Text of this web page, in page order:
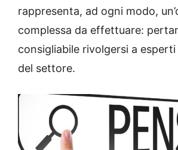
rappresenta, ad ogni modo,
complessa da effettuare:
consigliabile rivolgersi a
del settore.